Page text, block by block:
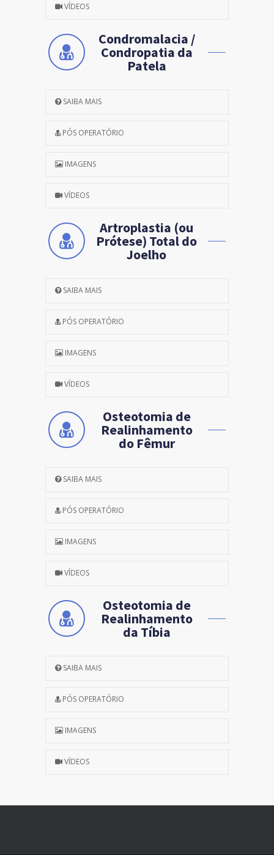
VÍDEOS
Condromalacia /
Condropatia da
Patela
SAIBA MAIS
PÓS OPERATÓRIO
IMAGENS
VÍDEOS
Artroplastia (ou
Prótese) Total do
Joelho
SAIBA MAIS
PÓS OPERATÓRIO
IMAGENS
VÍDEOS
Osteotomia de
Realinhamento
do Fêmur
SAIBA MAIS
PÓS OPERATÓRIO
IMAGENS
VÍDEOS
Osteotomia de
Realinhamento
da Tíbia
SAIBA MAIS
PÓS OPERATÓRIO
IMAGENS
VÍDEOS